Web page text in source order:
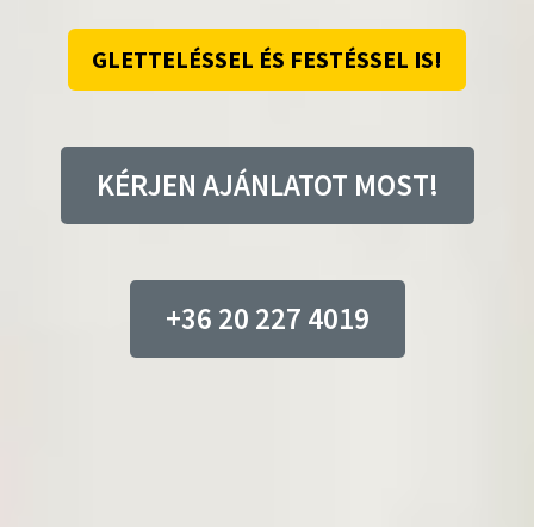
GLETTELÉSSEL ÉS FESTÉSSEL IS!
KÉRJEN AJÁNLATOT MOST!
+36 20 227 4019